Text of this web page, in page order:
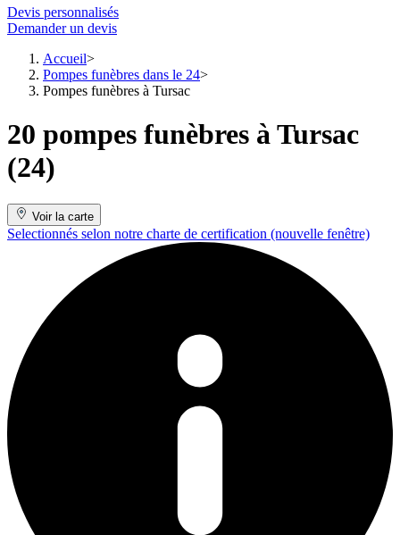
Devis personnalisés
Demander un devis
Accueil
Pompes funèbres dans le 24
Pompes funèbres à Tursac
20 pompes funèbres à Tursac
(24)
Voir la carte
Selectionnés selon notre charte de certification (nouvelle fenêtre)